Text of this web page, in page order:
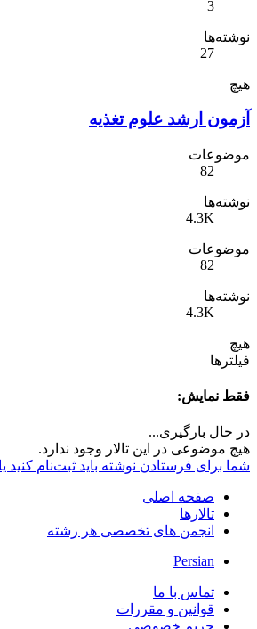
3
نوشته‌ها
27
هیچ
آزمون ارشد علوم تغذیه
موضوعات
82
نوشته‌ها
4.3K
موضوعات
82
نوشته‌ها
4.3K
هیچ
فیلترها
فقط نمایش:
در حال بارگیری...
هیچ موضوعی در این تالار وجود ندارد.
شما برای فرستادن نوشته باید ثبت‌نام کنید
صفحه اصلی
تالارها
انجمن های تخصصی هر رشته
Persian
تماس با ما
قوانین و مقررات